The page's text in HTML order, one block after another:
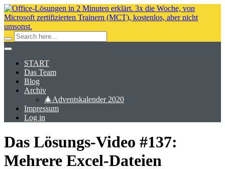
START
Das Team
Blog
Archiv
🎄Adventskalender 2020
Impressum
Log in
Das Lösungs-Video #137:
Mehrere Excel-Dateien